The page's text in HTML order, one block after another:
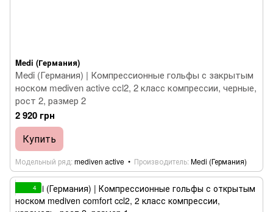
Medi (Германия)
Medi (Германия) | Компрессионные гольфы с закрытым
носком mediven active ccl2, 2 класс компрессии, черные,
рост 2, размер 2
2 920 грн
Купить
Модельный ряд mediven active Производитель Medi (Германия)
4